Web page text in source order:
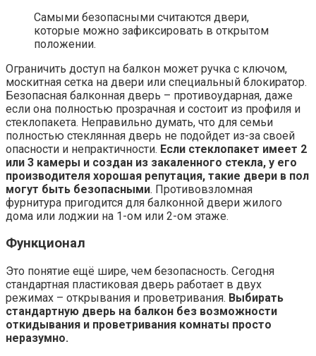
Самыми безопасными считаются двери,
которые можно зафиксировать в открытом
положении.
Ограничить доступ на балкон может ручка с ключом,
москитная сетка на двери или специальный блокиратор.
Безопасная балконная дверь – противоударная, даже
если она полностью прозрачная и состоит из профиля и
стеклопакета. Неправильно думать, что для семьи
полностью стеклянная дверь не подойдет из-за своей
опасности и непрактичности. Если стеклопакет имеет 2
или 3 камеры и создан из закаленного стекла, у его
производителя хорошая репутация, такие двери в пол
могут быть безопасными. Противовзломная
фурнитура пригодится для балконной двери жилого
дома или лоджии на 1-ом или 2-ом этаже.
Функционал
Это понятие ещё шире, чем безопасность. Сегодня
стандартная пластиковая дверь работает в двух
режимах – открывания и проветривания. Выбирать
стандартную дверь на балкон без возможности
откидывания и проветривания комнаты просто
неразумно.